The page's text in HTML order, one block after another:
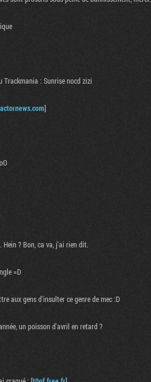
Trackmania : Sunrise nocd zizi
]
? Bon, ca va, j'ai rien dit.
=D
aux gens d'insulter ce genre de mec :D
un poisson d'avril en retard ?